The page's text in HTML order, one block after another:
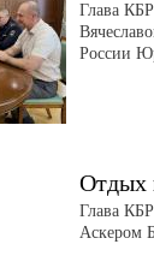
Глава
России
Отдых
Глава
Аскером